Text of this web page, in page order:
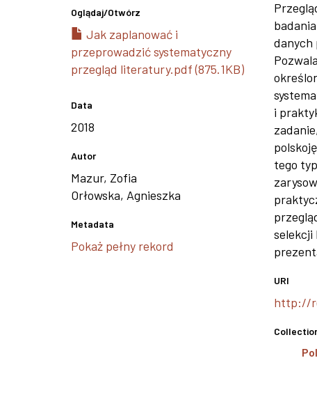
Oglądaj/Otwórz
Jak zaplanować i
przeprowadzić systematyczny
przegląd literatury.pdf (875.1KB)
Data
2018
Autor
Mazur, Zofia
Orłowska, Agnieszka
Metadata
Pokaż pełny rekord
danych
i
tego
URI
http://